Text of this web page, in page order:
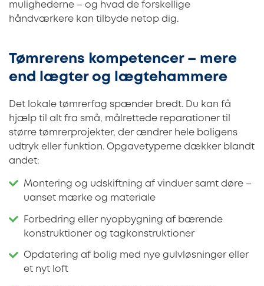
mulighederne – og hvad de forskellige
håndværkere kan tilbyde netop dig.
Tømrerens kompetencer – mere
end lægter og lægtehammere
Det lokale tømrerfag spænder bredt. Du kan få
hjælp til alt fra små, målrettede reparationer til
større tømrerprojekter, der ændrer hele boligens
udtryk eller funktion. Opgavetyperne dækker blandt
andet:
Montering og udskiftning af vinduer samt døre –
uanset mærke og materiale
Forbedring eller nyopbygning af bærende
konstruktioner og tagkonstruktioner
Opdatering af bolig med nye gulvløsninger eller
et nyt loft